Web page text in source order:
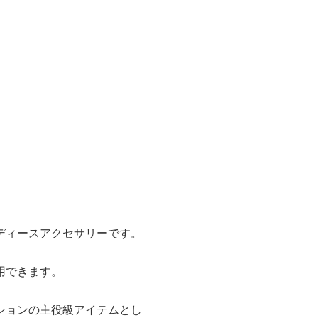
ースアクセサリーです。
きます。
ンの主役級アイテムとし